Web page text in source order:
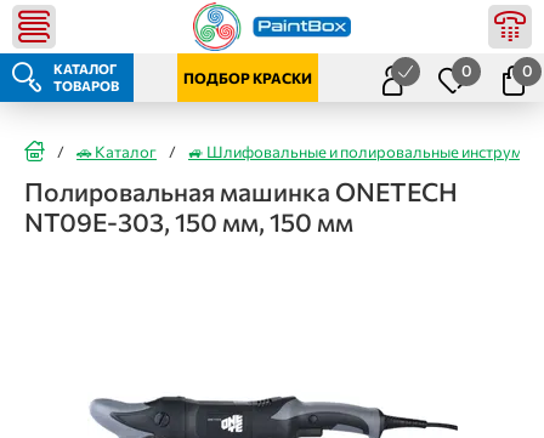
КАТАЛОГ
ТОВАРОВ
ПОДБОР КРАСКИ 0 0
/ 🚗 Каталог / 🚙 Шлифовальные и полировальные
Полировальная машинка ONETECH
NT09E-303, 150 мм, 150 мм